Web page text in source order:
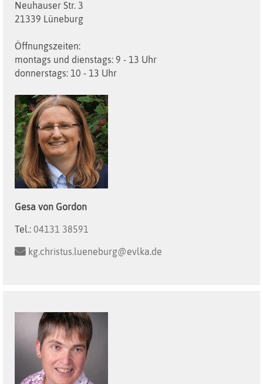
Neuhauser Str. 3
21339 Lüneburg
Öffnungszeiten:
montags und dienstags: 9 - 13 Uhr
donnerstags: 10 - 13 Uhr
Gesa von Gordon
Tel.: 04131 38591
kg.christus.lueneburg@evlka.de